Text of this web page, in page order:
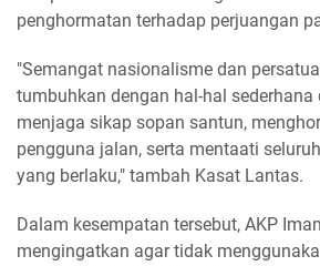
penghormatan terhadap perjuangan
"Semangat nasionalisme dan
tumbuhkan dengan hal-hal sederhana
menjaga sikap sopan santun,
pengguna jalan, serta mentaati
yang berlaku," tambah Kasat Lantas.
Dalam kesempatan tersebut, AKP
mengingatkan agar tidak